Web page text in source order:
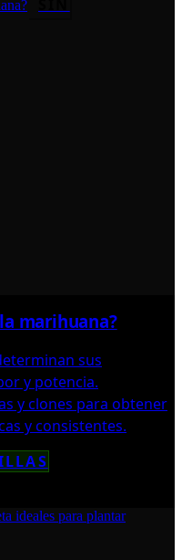
marihuana?
sus
y potencia.
y clones para obtener
y consistentes.